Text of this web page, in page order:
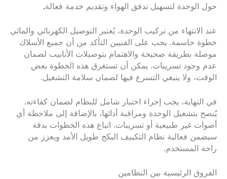
حول الوحدة لتسهيل تدفق الهواء وتقديم خدمة فعالة.
عند الانتهاء من تركيب الوحدة، يُعتبر التوصيل الكهربائي والمائي
خطوة حاسمة. يجب على الفنيين التأكد من أن جميع الأسلاك
موصلة بطريقة صحيحة والاهتمام بتوصيلات الأنابيب لضمان
عدم وجود تسريبات. يمكن أن تستغرق هذه الخطوة بعض
الوقت، ولا ينبغي التسرع فيها لضمان سلامة التشغيل.
في النهاية، يجب إجراء اختبار شامل للنظام لضمان كفاءته.
يُنصح بتشغيل الوحدة ومراقبة أدائها، بالإضافة إلى ملاحظة أي
أصوات غير طبيعية أو تسريبات. اتباع هذه الخطوات بدقة
سيضمن فعالية نظام التكييف البكج طويل الأمد ويعزز من
راحة المستخدم.
الفروق الرئيسية بين النظامين